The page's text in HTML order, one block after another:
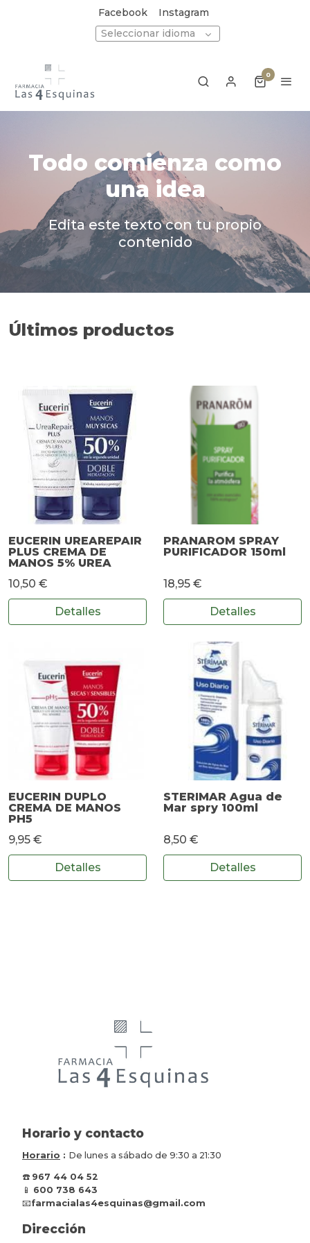
Facebook
Instagram
Seleccionar idioma
0
Todo comienza como
una idea
Edita este texto con tu propio
contenido
Últimos productos
EUCERIN UREAREPAIR
PLUS CREMA DE
MANOS 5% UREA
10,50 €
Detalles
PRANAROM SPRAY
PURIFICADOR 150ml
18,95 €
Detalles
EUCERIN DUPLO
CREMA DE MANOS
PH5
9,95 €
Detalles
STERIMAR Agua de
Mar spry 100ml
8,50 €
Detalles
Horario y contacto
Horario : De lunes a sábado de 9:30 a 21:30
☎️ 967 44 04 52
📱 600 738 643
📧farmacialas4esquinas@gmail.com
Dirección